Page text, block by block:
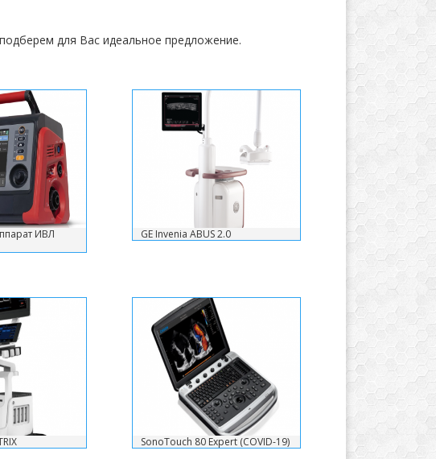
для Вас идеальное предложение.
ИВЛ
GE Invenia ABUS 2.0
SonoTouch 80 Expert (COVID-19)